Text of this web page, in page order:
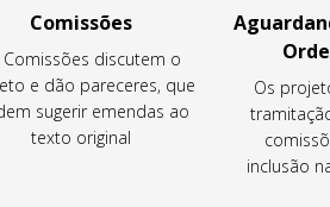
Comissões
Comissões discutem o
e dão pareceres, que
sugerir emendas ao
texto original
Os
inclusão